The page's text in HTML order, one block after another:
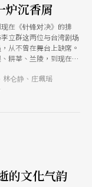
炉沉香屑
在《针锋对决》的排
立群这两位与台湾剧场
从不曾在舞台上缺席。
耕莘、兰陵，到现在的
在原本是酒厂的华山
还零星洒下几颗的豆大
情之外，没别的，就属
感与坚持的热爱了。
与沉思的访谈过后，盼
累当中，哪能给别人甚
林仑静、庄珮瑶
的文化气韵